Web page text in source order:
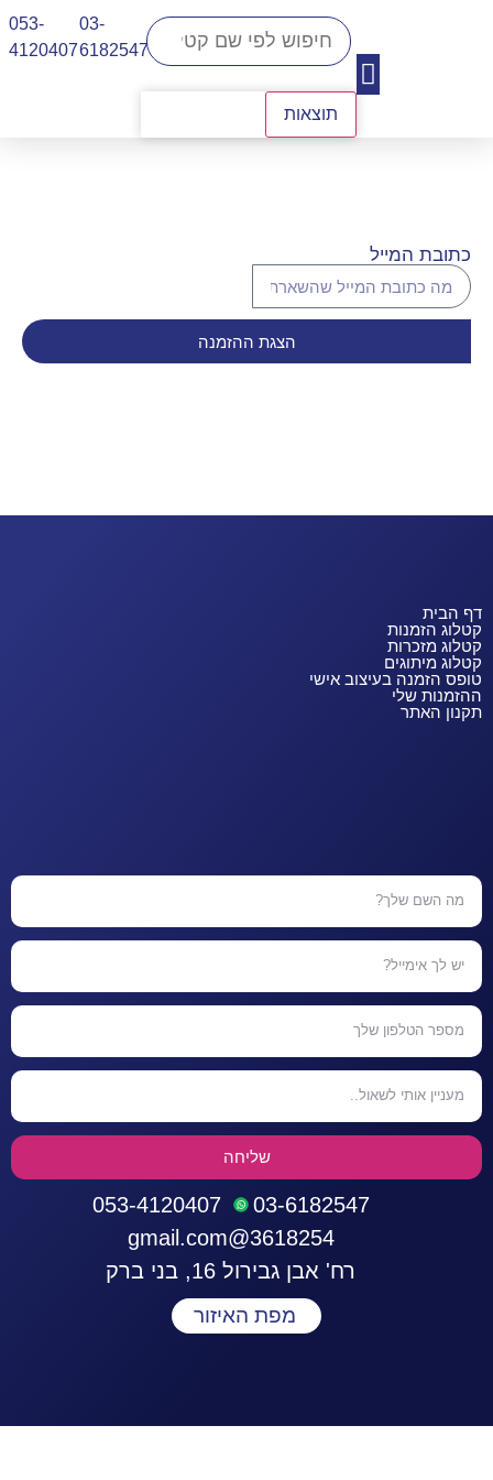
תוצאות
03-
6182547
053-
4120407​
כתובת המייל
הצגת ההזמנה
דף הבית
קטלוג הזמנות
קטלוג מזכרות
קטלוג מיתוגים
טופס הזמנה בעיצוב אישי
ההזמנות שלי
תקנון האתר
שליחה
03-6182547
053-4120407
3618254@gmail.com
רח' אבן גבירול 16, בני ברק
מפת האיזור